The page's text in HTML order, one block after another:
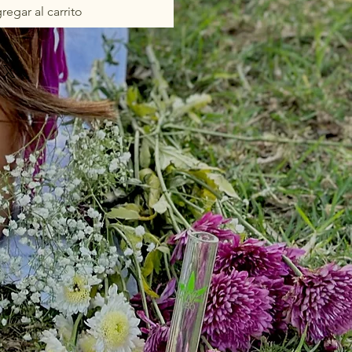
al carrito